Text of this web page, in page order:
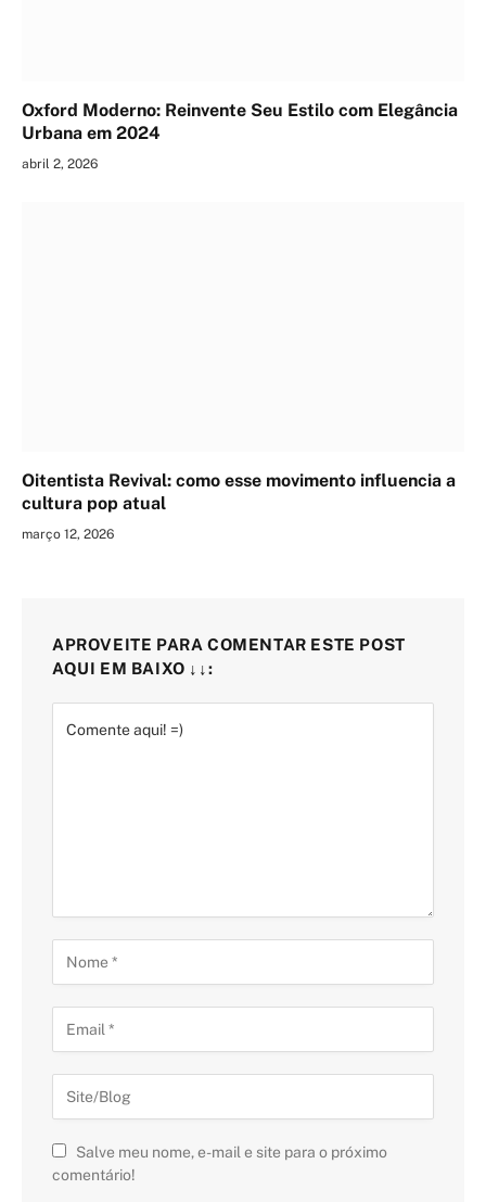
Oxford Moderno: Reinvente Seu Estilo com Elegância
Urbana em 2024
abril 2, 2026
Oitentista Revival: como esse movimento influencia a
cultura pop atual
março 12, 2026
APROVEITE PARA COMENTAR ESTE POST
AQUI EM BAIXO ↓↓:
Salve meu nome, e-mail e site para o próximo
comentário!